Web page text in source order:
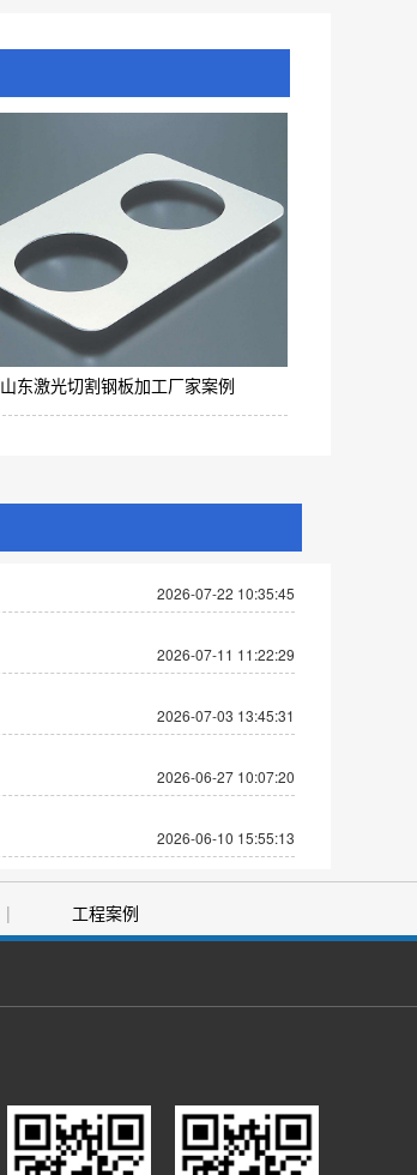
山东激光切割钢板加工厂家案例
2026-07-22 10:35:45
2026-07-11 11:22:29
2026-07-03 13:45:31
2026-06-27 10:07:20
2026-06-10 15:55:13
| 工程案例